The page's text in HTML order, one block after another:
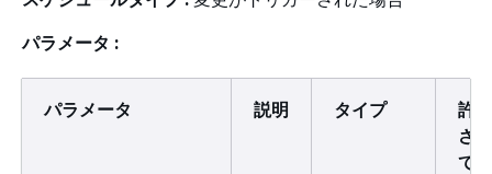
パラメータ :
パラメータ 説明 タイプ
許可
され
てい